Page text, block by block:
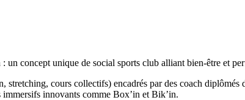
concept unique de social sports club alliant bien-être et
stretching, cours collectifs) encadrés par des coach
innovants comme Box’in et Bik’in.